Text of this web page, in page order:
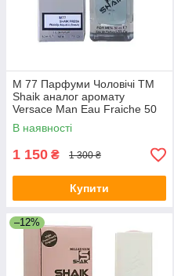
M 77 Парфуми Чоловічі ТМ
Shaik аналог аромату
Versace Man Eau Fraiche 50
ml
В наявності
1 150 ₴ 1 300 ₴
Купити
–12%